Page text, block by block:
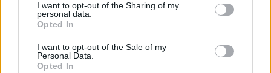
not limited to your visit or usage behaviour. You may click to
grant or deny consent to Google and its third-party tags to
use your data for below specified purposes in below Google
consent section.
I want to opt-out of the Sharing of my
personal data.
Opted In
I want to opt-out of the Sale of my
Personal Data.
Opted In